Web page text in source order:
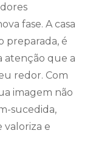
fase. A casa
preparada, é
atenção que a
redor. Com
imagem não
sucedida,
e